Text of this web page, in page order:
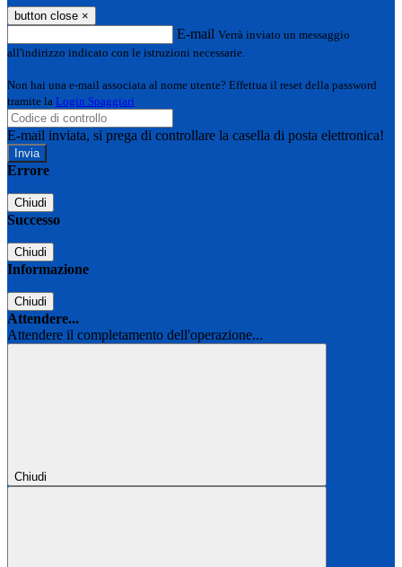
button close ×
E-mail Verrà inviato un messaggio
all'indirizzo indicato con le istruzioni necessarie.
Non hai una e-mail associata al nome utente? Effettua il reset della password
tramite la Login Spaggiari
E-mail inviata, si prega di controllare la casella di posta elettronica!
Errore
Chiudi
Successo
Chiudi
Informazione
Chiudi
Attendere...
Attendere il completamento dell'operazione...
Chiudi